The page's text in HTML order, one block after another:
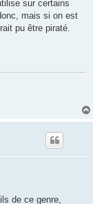
sur certains
mais si on est
pu être piraté.
de ce genre,